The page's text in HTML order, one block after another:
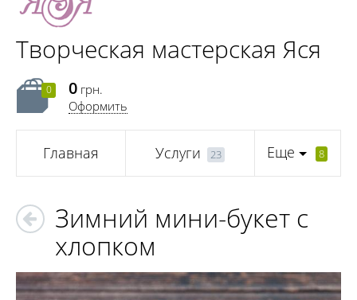
Творческая мастерская Яся
0 0 грн.
Оформить
Главная Услуги 23 Еще 8
Зимний мини-букет с
хлопком